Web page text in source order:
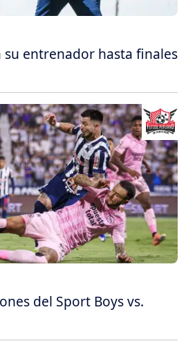
su entrenador hasta finales
del Sport Boys vs.